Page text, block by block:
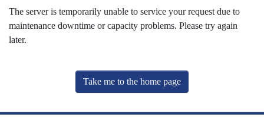
The server is temporarily unable to service your request due to
maintenance downtime or capacity problems. Please try again
later.
Take me to the home page